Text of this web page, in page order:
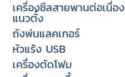
เครื่องซีลสายพานต่อเนื่อง
แนวตั้ง
ถังพ่นแลคเกอร์
หัวแร้ง USB
เครื่องตัดโฟม